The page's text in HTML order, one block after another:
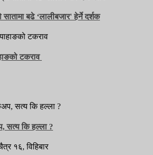
बढे ‘लालीबजार' हेर्ने दर्शक
टकराव
सत्य कि हल्ला ?
१६,विहिबार